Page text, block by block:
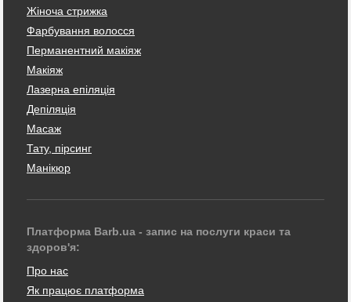
Жіноча стрижка
Фарбування волосся
Перманентний макіяж
Макіяж
Лазерна епіляція
Депіляція
Масаж
Тату, пірсинг
Манікюр
Платформа Barb.ua - запис на послуги краси та
здоров'я:
Про нас
Як працює платформа